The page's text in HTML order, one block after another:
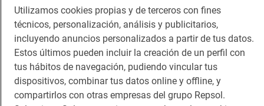
Viajar
Dormir
Sala de prensa
Canal de ética
Utilizamos cookies propias y de terceros con fines
técnicos, personalización, análisis y publicitarios,
incluyendo anuncios personalizados a partir de tus datos.
Estos últimos pueden incluir la creación de un perfil con
tus hábitos de navegación, pudiendo vincular tus
dispositivos, combinar tus datos online y offline, y
compartirlos con otras empresas del grupo Repsol.